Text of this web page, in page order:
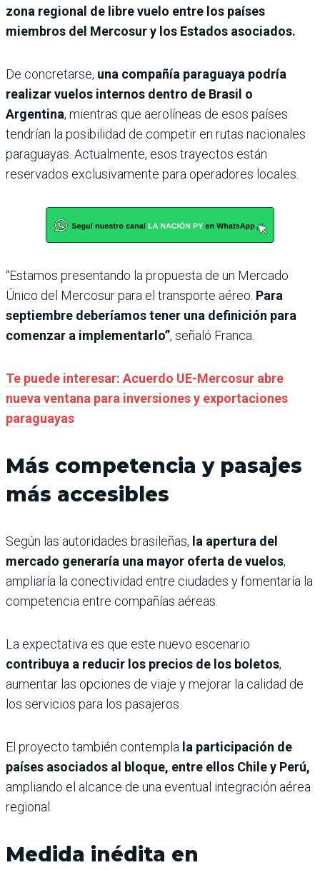
zona regional de libre vuelo entre los países
miembros del Mercosur y los Estados asociados.
De concretarse, una compañía paraguaya podría
realizar vuelos internos dentro de Brasil o
Argentina, mientras que aerolíneas de esos países
tendrían la posibilidad de competir en rutas nacionales
paraguayas. Actualmente, esos trayectos están
reservados exclusivamente para operadores locales.
“Estamos presentando la propuesta de un Mercado
Único del Mercosur para el transporte aéreo. Para
septiembre deberíamos tener una definición para
comenzar a implementarlo”, señaló Franca.
Te puede interesar: Acuerdo UE-Mercosur abre
nueva ventana para inversiones y exportaciones
paraguayas
Más competencia y pasajes
más accesibles
Según las autoridades brasileñas, la apertura del
mercado generaría una mayor oferta de vuelos,
ampliaría la conectividad entre ciudades y fomentaría la
competencia entre compañías aéreas.
La expectativa es que este nuevo escenario
contribuya a reducir los precios de los boletos,
aumentar las opciones de viaje y mejorar la calidad de
los servicios para los pasajeros.
El proyecto también contempla la participación de
países asociados al bloque, entre ellos Chile y Perú,
ampliando el alcance de una eventual integración aérea
regional.
Medida inédita en